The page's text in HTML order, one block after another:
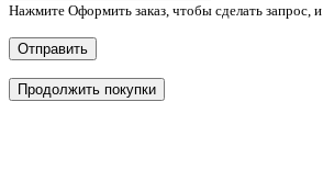
Нажмите Оформить заказ, чтобы сделать запрос,
Отправить
Продолжить покупки